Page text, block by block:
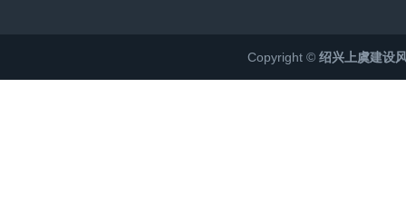
Copyright © 绍兴上虞建设